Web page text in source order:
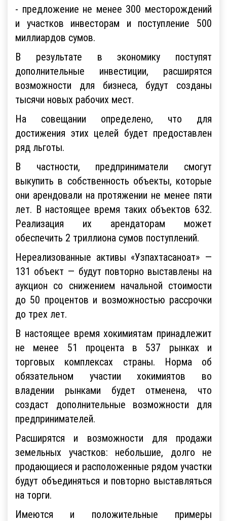
- предложение не менее 300 месторождений
и участков инвесторам и поступление 500
миллиардов сумов.
В результате в экономику поступят
дополнительные инвестиции, расширятся
возможности для бизнеса, будут созданы
тысячи новых рабочих мест.
На совещании определено, что для
достижения этих целей будет предоставлен
ряд льготы.
В частности, предприниматели смогут
выкупить в собственность объекты, которые
они арендовали на протяжении не менее пяти
лет. В настоящее время таких объектов 632.
Реализация их арендаторам может
обеспечить 2 триллиона сумов поступлений.
Нереализованные активы «Узпахтасаноат» —
131 объект — будут повторно выставлены на
аукцион со снижением начальной стоимости
до 50 процентов и возможностью рассрочки
до трех лет.
В настоящее время хокимиятам принадлежит
не менее 51 процента в 537 рынках и
торговых комплексах страны. Норма об
обязательном участии хокимиятов во
владении рынками будет отменена, что
создаст дополнительные возможности для
предпринимателей.
Расширятся и возможности для продажи
земельных участков: небольшие, долго не
продающиеся и расположенные рядом участки
будут объединяться и повторно выставляться
на торги.
Имеются и положительные примеры